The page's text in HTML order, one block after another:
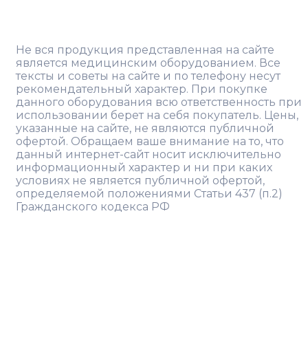
Не вся продукция представленная на сайте
является медицинским оборудованием. Все
тексты и советы на сайте и по телефону несут
рекомендательный характер. При покупке
данного оборудования всю ответственность при
использовании берет на себя покупатель. Цены,
указанные на сайте, не являются публичной
офертой. Обращаем ваше внимание на то, что
данный интернет-сайт носит исключительно
информационный характер и ни при каких
условиях не является публичной офертой,
определяемой положениями Статьи 437 (п.2)
Гражданского кодекса РФ